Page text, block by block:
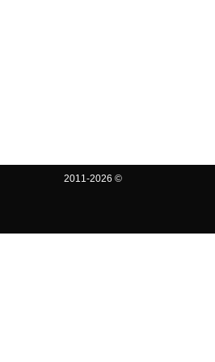
2011-2026 ©